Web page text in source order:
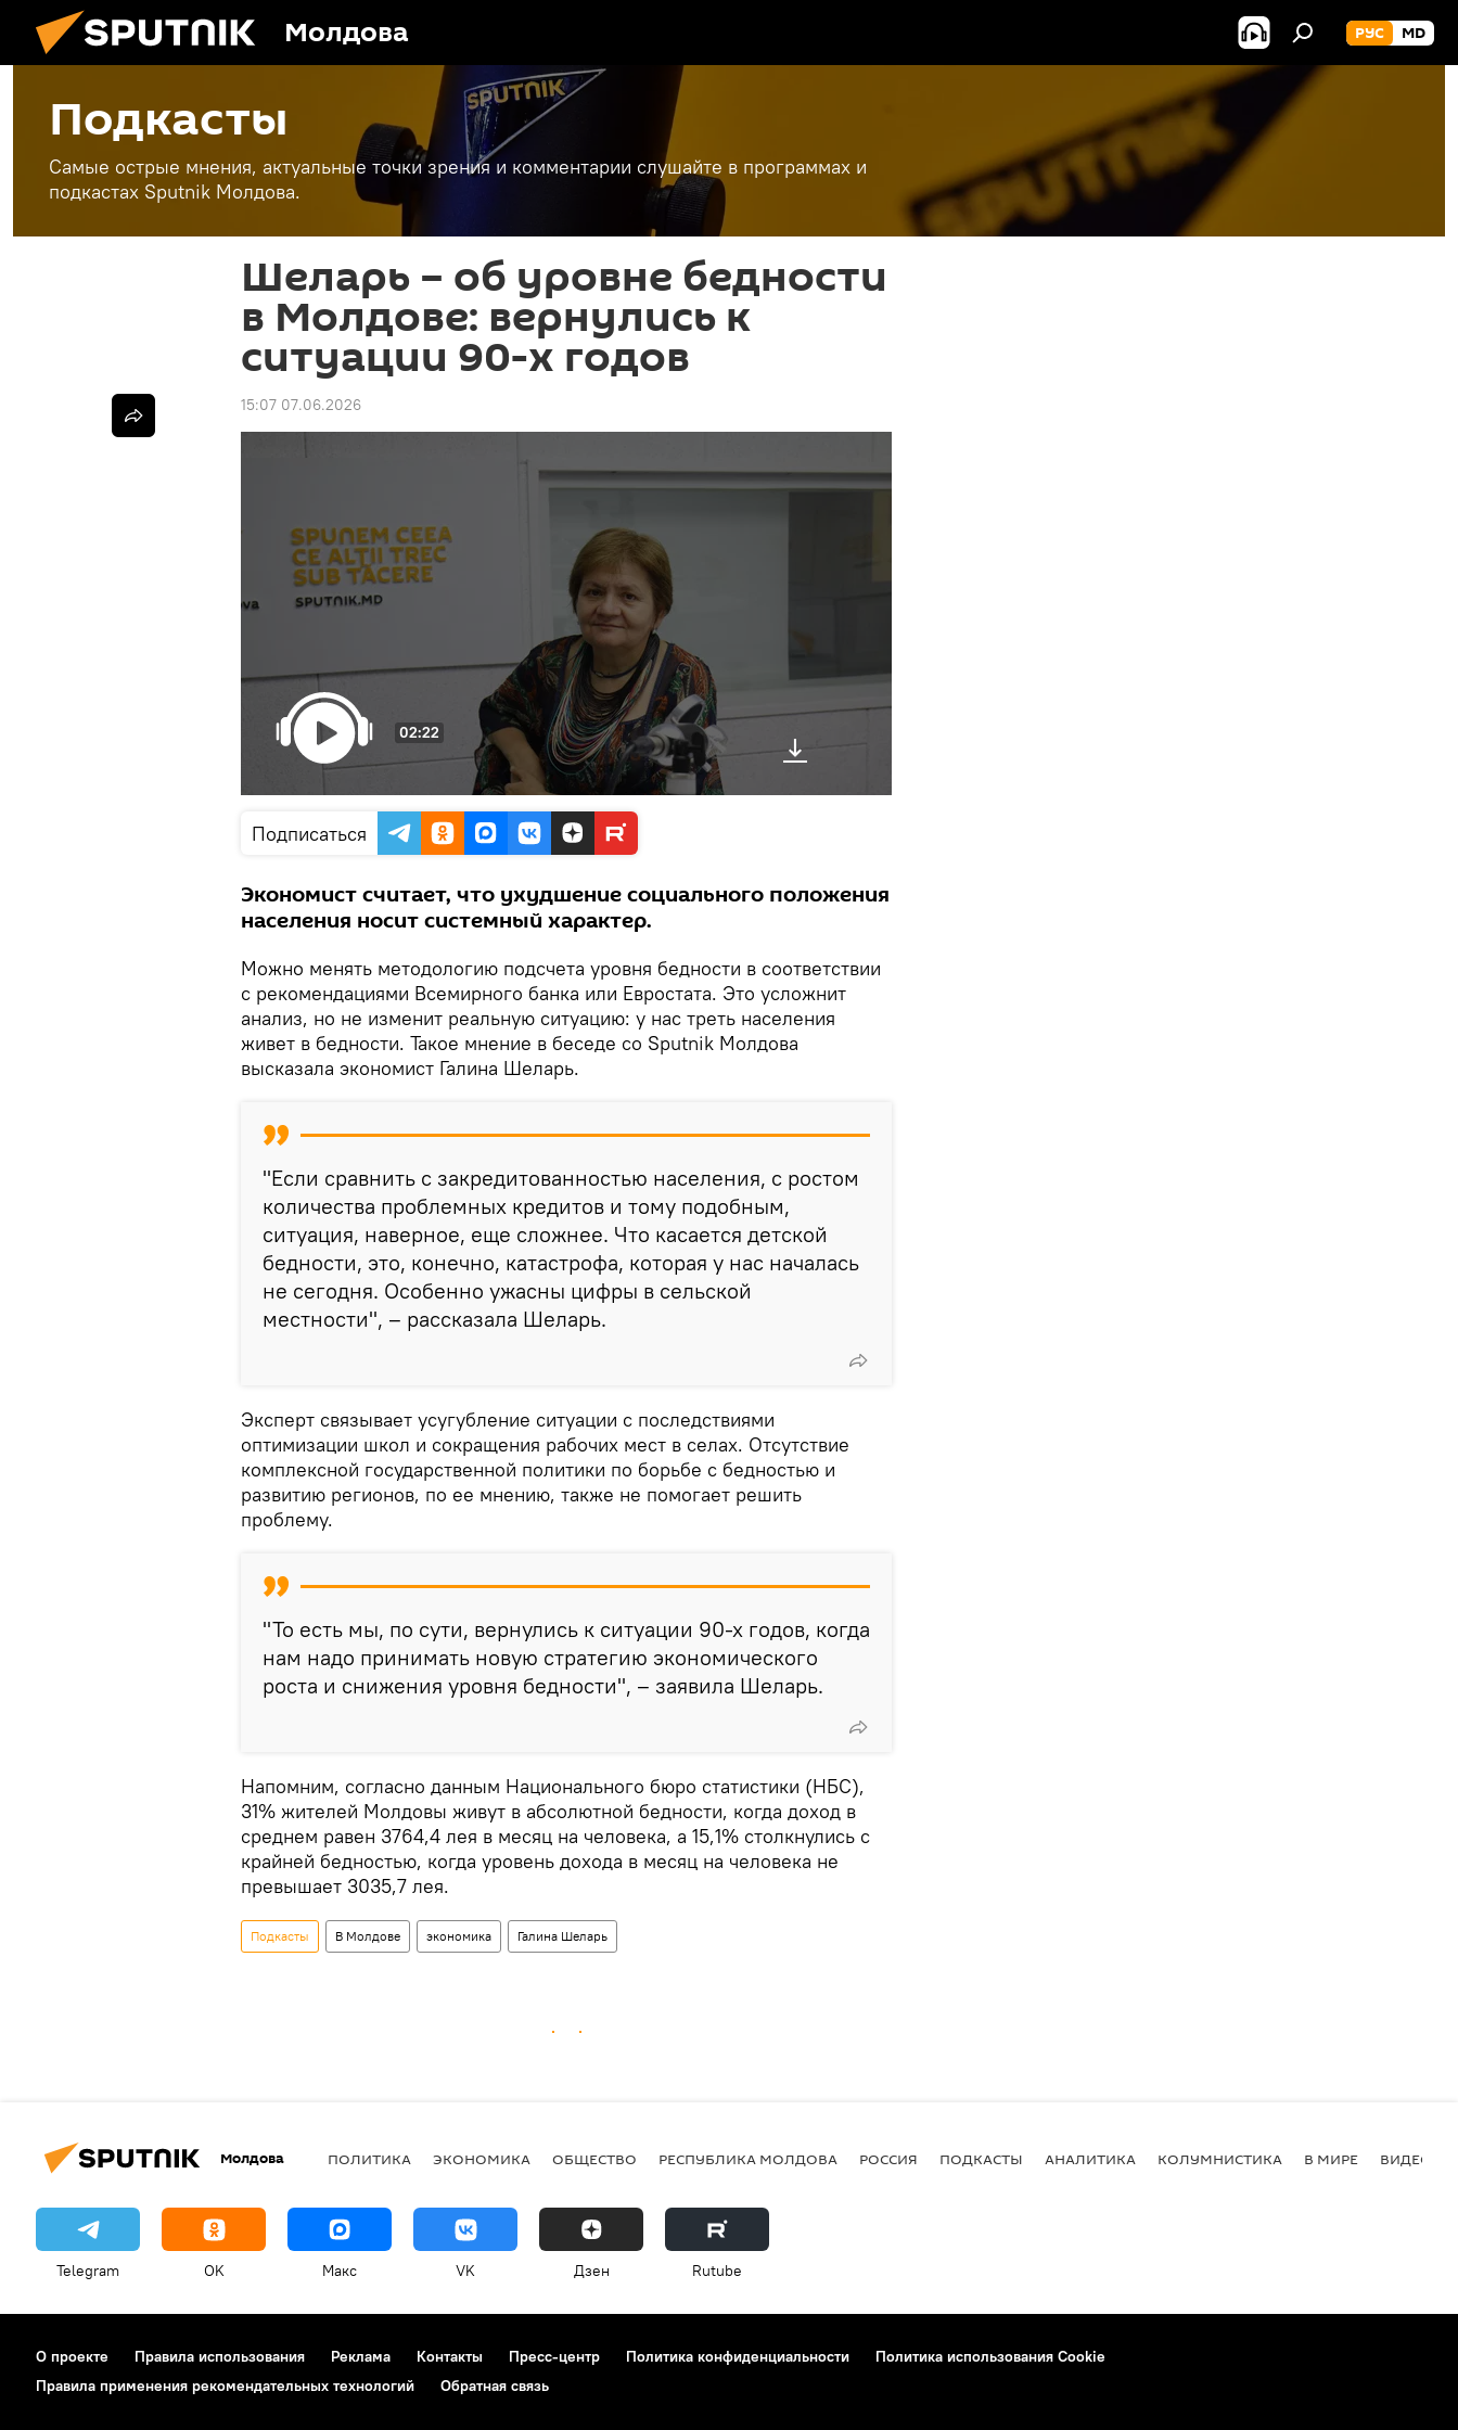
Молдова РУС MD
Подкасты
Самые острые мнения, актуальные точки зрения и комментарии слушайте в программах и
подкастах Sputnik Молдова.
Шеларь – об уровне бедности
в Молдове: вернулись к
ситуации 90-х годов
15:07 07.06.2026
02:22
Подписаться
Экономист считает, что ухудшение социального положения
населения носит системный характер.
Можно менять методологию подсчета уровня бедности в соответствии
с рекомендациями Всемирного банка или Евростата. Это усложнит
анализ, но не изменит реальную ситуацию: у нас треть населения
живет в бедности. Такое мнение в беседе со Sputnik Молдова
высказала экономист Галина Шеларь.
"Если сравнить с закредитованностью населения, с ростом
количества проблемных кредитов и тому подобным,
ситуация, наверное, еще сложнее. Что касается детской
бедности, это, конечно, катастрофа, которая у нас началась
не сегодня. Особенно ужасны цифры в сельской
местности", – рассказала Шеларь.
Эксперт связывает усугубление ситуации с последствиями
оптимизации школ и сокращения рабочих мест в селах. Отсутствие
комплексной государственной политики по борьбе с бедностью и
развитию регионов, по ее мнению, также не помогает решить
проблему.
"То есть мы, по сути, вернулись к ситуации 90-х годов, когда
нам надо принимать новую стратегию экономического
роста и снижения уровня бедности", – заявила Шеларь.
Напомним, согласно данным Национального бюро статистики (НБС),
31% жителей Молдовы живут в абсолютной бедности, когда доход в
среднем равен 3764,4 лея в месяц на человека, а 15,1% столкнулись с
крайней бедностью, когда уровень дохода в месяц на человека не
превышает 3035,7 лея.
Подкасты В Молдове экономика Галина Шеларь
Молдова ПОЛИТИКА ЭКОНОМИКА ОБЩЕСТВО РЕСПУБЛИКА МОЛДОВА РОССИЯ ПОДКАСТЫ АНАЛИТИКА КОЛУМНИСТИКА В МИРЕ ВИДЕО
Telegram OK Макс VK Дзен Rutube
О проекте Правила использования Реклама Контакты Пресс-центр Политика конфиденциальности
Политика использования Cookie
Правила применения рекомендательных технологий
Обратная связь